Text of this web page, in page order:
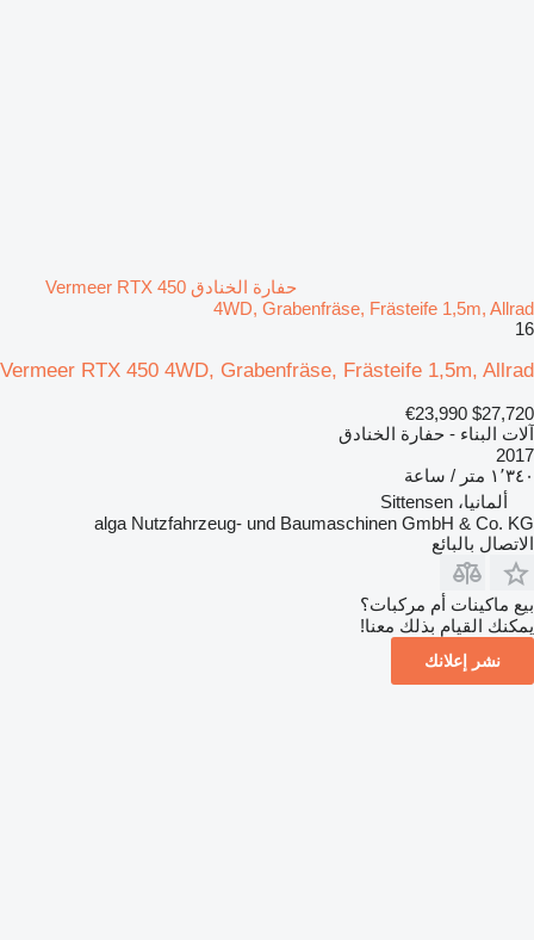
حفارة الخنادق Vermeer RTX 450
4WD, Grabenfräse, Frästeife 1,5m, Allrad
16
Vermeer RTX 450 4WD, Grabenfräse, Frästeife 1,5m, Allrad
$27,720
€23,990
آلات البناء - حفارة الخنادق
2017
١٬٣٤٠ متر / ساعة
ألمانيا، Sittensen
alga Nutzfahrzeug- und Baumaschinen GmbH & Co. KG
الاتصال بالبائع
بيع ماكينات أم مركبات؟
يمكنك القيام بذلك معنا!
نشر إعلانك